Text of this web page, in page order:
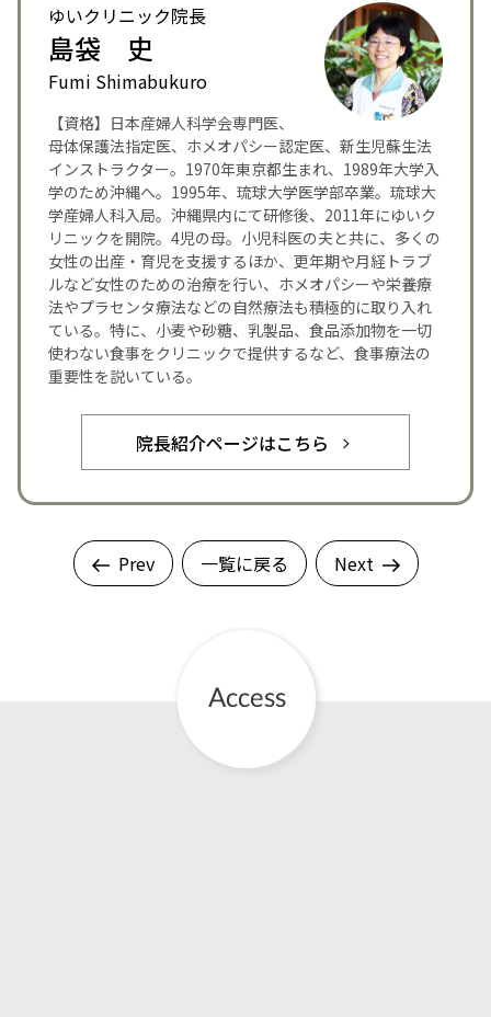
ゆいクリニック院長
島袋 史
Fumi Shimabukuro
【資格】日本産婦人科学会専門医、
母体保護法指定医、ホメオパシー認定医、新生児蘇生法
インストラクター。1970年東京都生まれ、1989年大学入
学のため沖縄へ。1995年、琉球大学医学部卒業。琉球大
学産婦人科入局。沖縄県内にて研修後、2011年にゆいク
リニックを開院。4児の母。小児科医の夫と共に、多くの
女性の出産・育児を支援するほか、更年期や月経トラブ
ルなど女性のための治療を行い、ホメオパシーや栄養療
法やプラセンタ療法などの自然療法も積極的に取り入れ
ている。特に、小麦や砂糖、乳製品、食品添加物を一切
使わない食事をクリニックで提供するなど、食事療法の
重要性を説いている。
院長紹介ページはこちら
Prev 一覧に戻る Next